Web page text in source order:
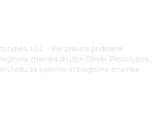
LLC - Vse pravice pridržane.
znamka družbe Clever Prototypes ,
Uradu za patente in blagovne znamke